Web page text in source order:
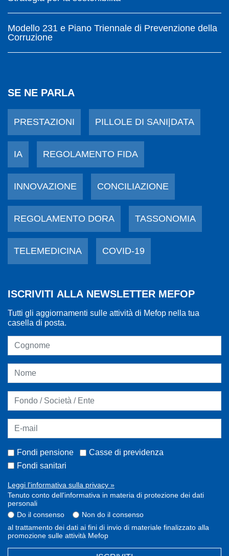
Modello 231 e Piano Triennale di Prevenzione della
Corruzione
SE NE PARLA
PRESTAZIONI PILLOLE DI SANI|DATA
IA REGOLAMENTO FIDA
INNOVAZIONE CONCILIAZIONE
REGOLAMENTO DORA TASSONOMIA
TELEMEDICINA COVID-19
ISCRIVITI ALLA NEWSLETTER MEFOP
Tutti gli aggiornamenti sulle attività di Mefop nella tua
casella di posta.
Fondi pensione
Casse di previdenza
Fondi sanitari
Leggi l'informativa sulla privacy »
Tenuto conto dell'informativa in materia di protezione dei dati
personali
Do il consenso
Non do il consenso
al trattamento dei dati ai fini di invio di materiale finalizzato alla
promozione sulle attività Mefop